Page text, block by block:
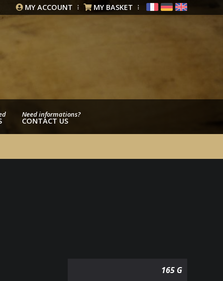
Need informations?
CONTACT US
MY ACCOUNT MY BASKET
165 G